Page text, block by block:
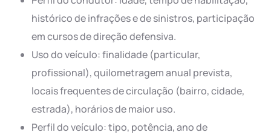
histórico de infrações e de sinistros, participação
em cursos de direção defensiva.
Uso do veículo: finalidade (particular,
profissional), quilometragem anual prevista,
locais frequentes de circulação (bairro, cidade,
estrada), horários de maior uso.
Perfil do veículo: tipo, potência, ano de